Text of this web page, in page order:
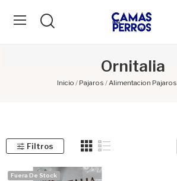
Ornitalia
Inicio Pajaros Alimentacion Pajaros
Filtros
Fuera De Stock